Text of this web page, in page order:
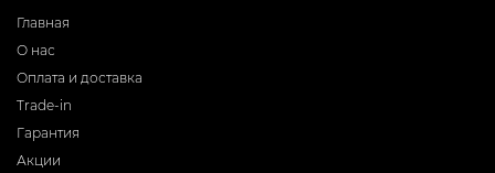
Главная
О нас
Оплата и доставка
Trade-in
Гарантия
Акции